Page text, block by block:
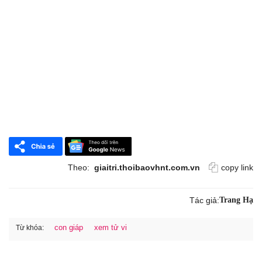
Theo: giaitri.thoibaovhnt.com.vn copy link
Tác giả:Trang Hạ
Từ khóa: con giáp xem tử vi